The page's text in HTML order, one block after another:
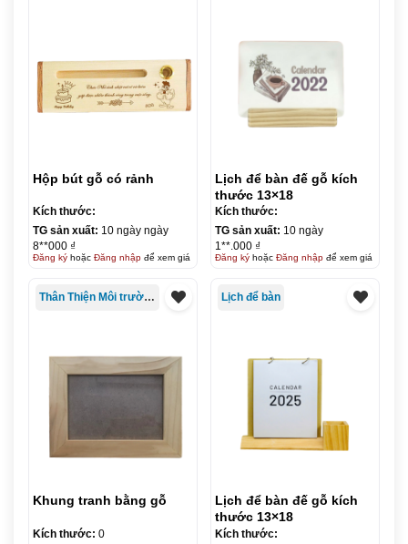
Hộp bút gỗ có rảnh
Kích thước:
TG sản xuất: 10 ngày ngày
8**000 ₫
Đăng kýhoặc Đăng nhậpđể xem giá
Lịch để bàn đế gỗ kích
thước 13×18
Kích thước:
TG sản xuất: 10 ngày
1**.000 ₫
Đăng kýhoặc Đăng nhậpđể xem giá
Thân Thiện Môi trường
Khung tranh bằng gỗ
Kích thước: 0
Lịch để bàn
Lịch để bàn đế gỗ kích
thước 13×18
Kích thước: